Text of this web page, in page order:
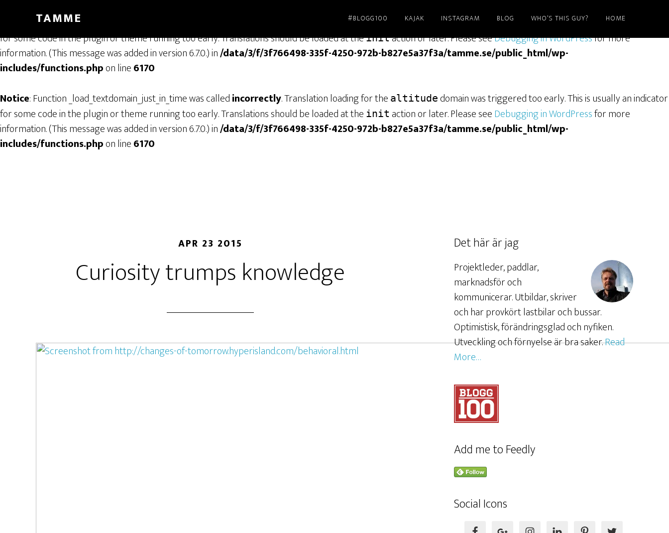
: Function _load_textdomain_just_in_time was called . Translation loading for the genesis
domain was triggered too early. This is usually an indicator
for some code in the plugin or theme running too early. Translations should be loaded at theinitaction or later. Please seeDebugging in WordPressfor more
information. (This message was added in version 6.7.0.) in/data/3/f/3f766498-335f-4250-972b-b827e5a37f3a/tamme.se/public_html/wp-
includes/functions.phpon line6170
Notice: Function _load_textdomain_just_in_time was calledincorrectly. Translation loading for the altitude domain was triggered too early. This is usually an indicator
for some code in the plugin or theme running too early. Translations should be loaded at the init action or later. Please seeDebugging in WordPressfor more
information. (This message was added in version 6.7.0.) in/data/3/f/3f766498-335f-4250-972b-b827e5a37f3a/tamme.se/public_html/wp-
includes/functions.phpon line6170
TAMME #BLOGG100 KAJAK INSTAGRAM BLOG WHO’S THIS GUY? HOME
APR 23 2015
Curiosity trumps knowledge
Det här är jag
Projektleder, paddlar,
marknadsför och
kommunicerar. Utbildar, skriver
och har provkört lastbilar och bussar.
Optimistisk, förändringsglad och nyfiken.
Utveckling och förnyelse är bra saker.Read
More…
Add me to Feedly
Social Icons